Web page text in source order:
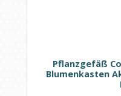
Pflanzgefäß
Blumenkasten